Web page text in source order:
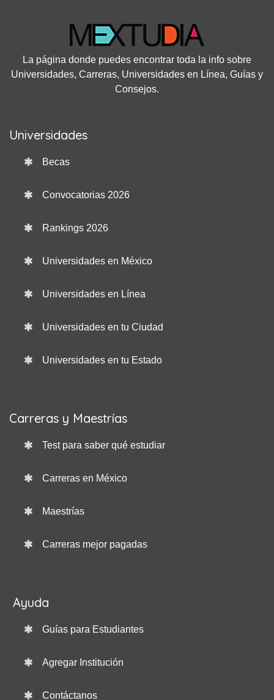
La página donde puedes encontrar toda la info sobre
Universidades, Carreras, Universidades en Línea, Guías y
Consejos.
Universidades
Becas
Convocatorias 2026
Rankings 2026
Universidades en México
Universidades en Línea
Universidades en tu Ciudad
Universidades en tu Estado
Carreras y Maestrías
Test para saber qué estudiar
Carreras en México
Maestrías
Carreras mejor pagadas
Ayuda
Guías para Estudiantes
Agregar Institución
Contáctanos